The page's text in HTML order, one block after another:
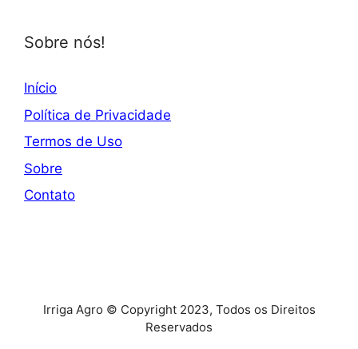
Sobre nós!
Início
Política de Privacidade
Termos de Uso
Sobre
Contato
Irriga Agro © Copyright 2023, Todos os Direitos
Reservados